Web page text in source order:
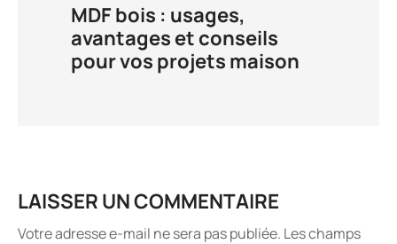
MDF bois : usages,
avantages et conseils
pour vos projets maison
LAISSER UN COMMENTAIRE
Votre adresse e-mail ne sera pas publiée. Les champs